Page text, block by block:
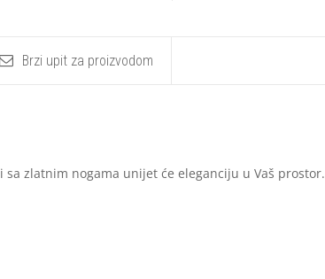
Brzi upit za proizvodom
zlatnim nogama unijet će eleganciju u Vaš prostor.